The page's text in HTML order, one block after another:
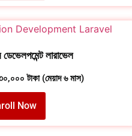
লারাভেল
টাকা (মেয়াদ ৬ মাস)
Now